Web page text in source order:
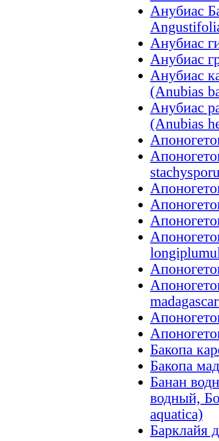
Анубиас
Анубиас
Анубиас
Анубиас
(Anubias
Анубиас
(Anubias
Бакопа
Бакопа
Банан
водный,
aquatica)
Барклайя